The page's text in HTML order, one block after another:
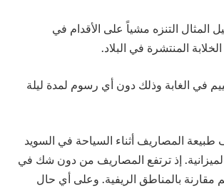
المثال التنزه مشياً على اﻷقدام في
المنتشرة في البلاد.
في الغابة وذلك دون أي رسوم لمدة ليلة
طبيعة المصاريف أثناء السياحة في السويد
إذ ترتفع المصاريف من دون شك في
مقارنة بالمناطق الريفية. وعلى أي حال